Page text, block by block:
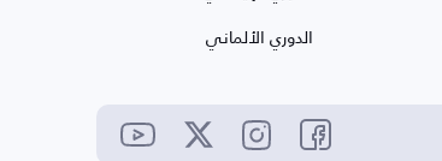
الدوري الألماني